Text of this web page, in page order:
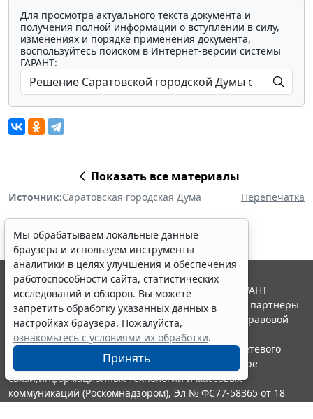
Для просмотра актуального текста документа и
получения полной информации о вступлении в силу,
изменениях и порядке применения документа,
воспользуйтесь поиском в Интернет-версии системы
ГАРАНТ:
Показать все материалы
Источник:Саратовская городская Дума Перепечатка
Мы обрабатываем локальные данные
браузера и используем инструменты
аналитики в целях улучшения и обеспечения
работоспособности сайта, статистических
исследований и обзоров. Вы можете
запретить обработку указанных данных в
настройках браузера. Пожалуйста,
ознакомьтесь с условиями их обработки.
Принять
© ООО "НПП "ГАРАНТ-СЕРВИС", 2026. Система ГАРАНТ
выпускается с 1990 года. Компания "Гарант" и ее партнеры
являются участниками Российской ассоциации правовой
информации ГАРАНТ.
Портал ГАРАНТ.РУ зарегистрирован в качестве сетевого
издания Федеральной службой по надзору в сфере
связи,информационных технологий и массовых
коммуникаций (Роскомнадзором), Эл № ФС77-58365 от 18